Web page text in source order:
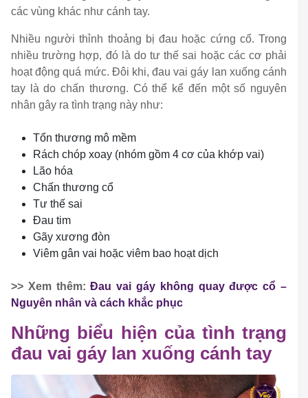
các vùng khác như cánh tay.
Nhiều người thỉnh thoảng bị đau hoặc cứng cổ. Trong
nhiều trường hợp, đó là do tư thế sai hoặc các cơ phải
hoạt động quá mức. Đôi khi, đau vai gáy lan xuống cánh
tay là do chấn thương. Có thể kể đến một số nguyên
nhân gây ra tình trạng này như:
Tổn thương mô mềm
Rách chóp xoay (nhóm gồm 4 cơ của khớp vai)
Lão hóa
Chấn thương cổ
Tư thế sai
Đau tim
Gãy xương đòn
Viêm gân vai hoặc viêm bao hoạt dịch
>> Xem thêm:Đau vai gáy không quay được cổ –
Nguyên nhân và cách khắc phục
Những biểu hiện của tình trạng
đau vai gáy lan xuống cánh tay